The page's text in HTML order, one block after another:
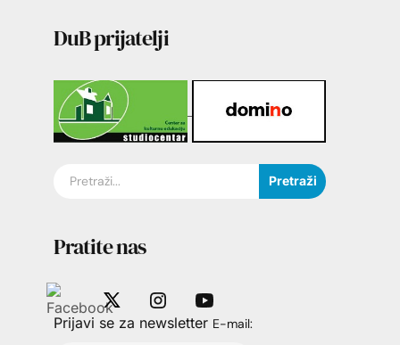
DuB prijatelji
Pretraži
Pratite nas
Prijavi se za newsletter E-mail: